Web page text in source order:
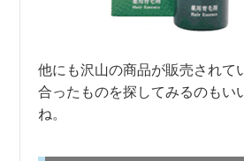
他にも沢山の商品が販売されて
合ったものを探してみるのもい
ね。